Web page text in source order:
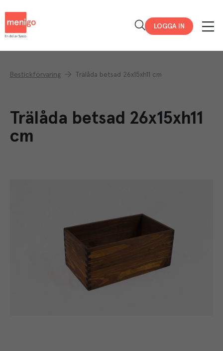
LOGGA IN
Bestickförvaring Trälåda betsad 26x15xh11 cm
Trälåda betsad 26x15xh11
cm